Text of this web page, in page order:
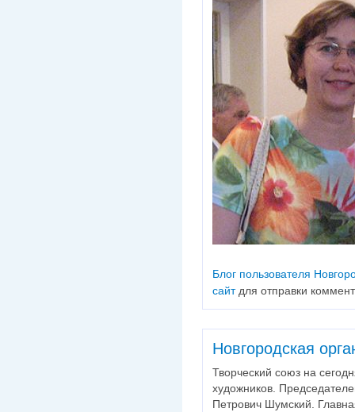
Блог пользователя
сайтдля отправки
Новгородская
Творческий союз на
художников.
Петрович Шумский.